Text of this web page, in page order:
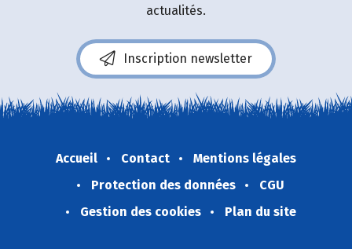
actualités.
Inscription newsletter
Accueil Contact
Mentions légales
Protection des données
CGU
Gestion des cookies
Plan du site